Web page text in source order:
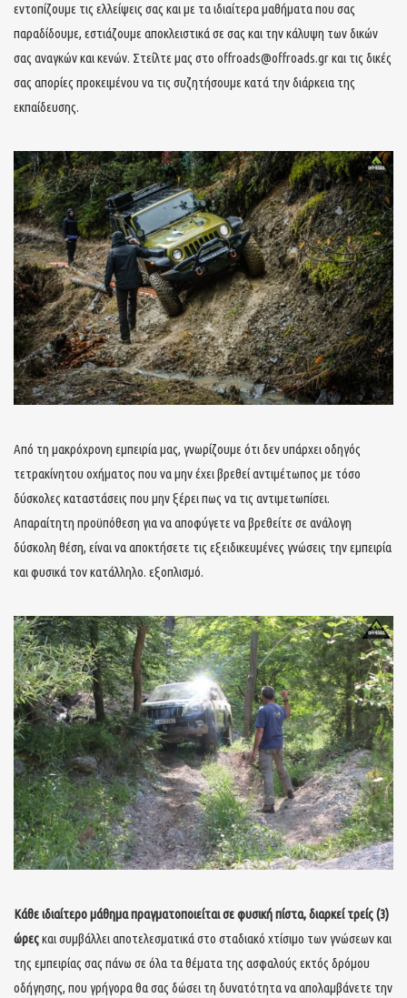
εντοπίζουμε τις ελλείψεις σας και με τα ιδιαίτερα μαθήματα που σας
παραδίδουμε, εστιάζουμε αποκλειστικά σε σας και την κάλυψη των δικών
σας αναγκών και κενών. Στείλτε μας στο offroads@offroads.gr και τις δικές
σας απορίες προκειμένου να τις συζητήσουμε κατά την διάρκεια της
εκπαίδευσης.
Από τη μακρόχρονη εμπειρία μας, γνωρίζουμε ότι δεν υπάρχει οδηγός
τετρακίνητου οχήματος που να μην έχει βρεθεί αντιμέτωπος με τόσο
δύσκολες καταστάσεις που μην ξέρει πως να τις αντιμετωπίσει.
Απαραίτητη προϋπόθεση για να αποφύγετε να βρεθείτε σε ανάλογη
δύσκολη θέση, είναι να αποκτήσετε τις εξειδικευμένες γνώσεις την εμπειρία
και φυσικά τον κατάλληλο. εξοπλισμό.
Κάθε ιδιαίτερο μάθημα πραγματοποιείται σε φυσική πίστα, διαρκεί τρείς (3)
ώρεςκαι συμβάλλει αποτελεσματικά στο σταδιακό χτίσιμο των γνώσεων και
της εμπειρίας σας πάνω σε όλα τα θέματα της ασφαλούς εκτός δρόμου
οδήγησης, που γρήγορα θα σας δώσει τη δυνατότητα να απολαμβάνετε την